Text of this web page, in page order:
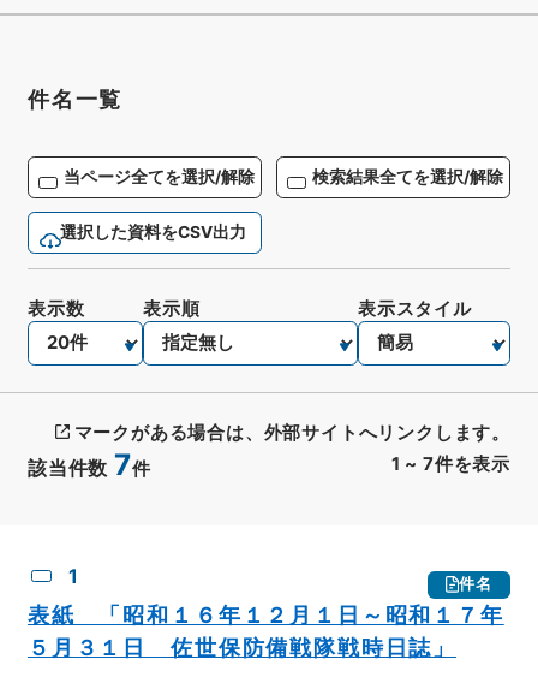
件名一覧
当ページ全てを選択/解除 検索結果全てを選択/解除
選択した資料をCSV出力
該当件数 7件 1 ~ 7件を表示
表示数 表示順 表示スタイル
マークがある場合は、外部サイトへリンクします。
1 件名
表紙 「昭和１６年１２月１日～昭和１７年
５月３１日 佐世保防備戦隊戦時日誌」